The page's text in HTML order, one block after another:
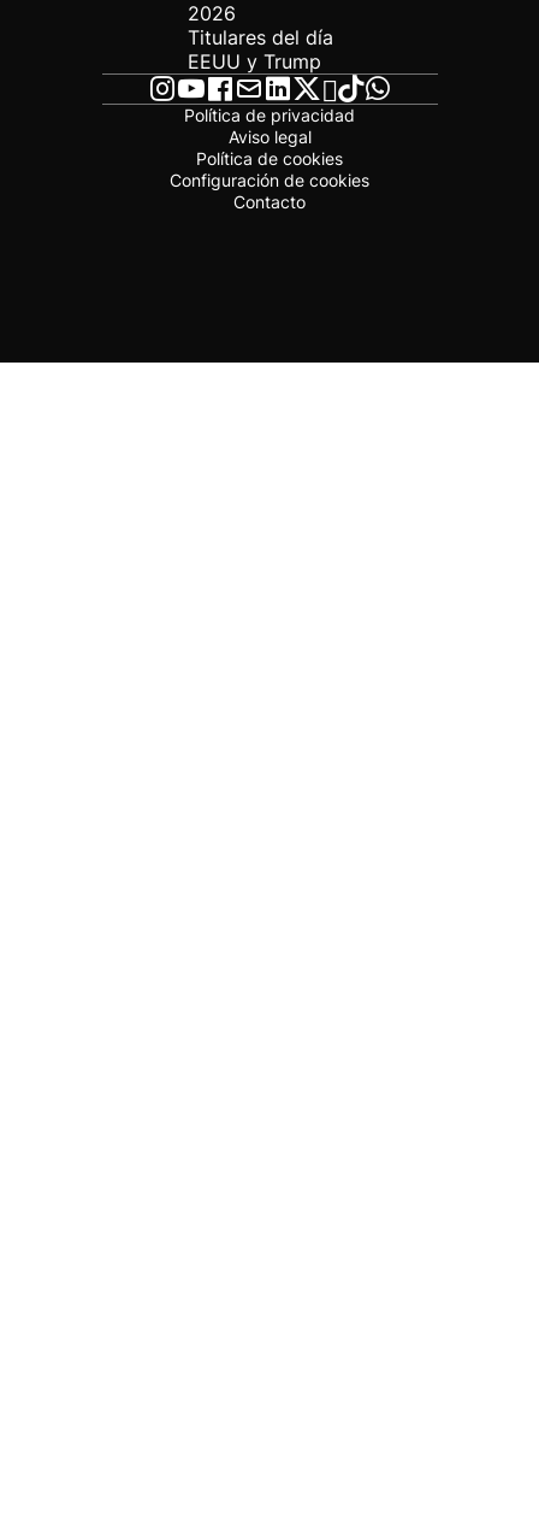
2026
Titulares del día
EEUU y Trump
Política de privacidad
Aviso legal
Política de cookies
Configuración de cookies
Contacto